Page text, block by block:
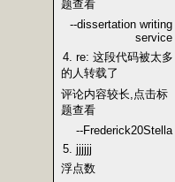
题查看
--dissertation writing
service
4. re: 这段代码被太多
的人转载了
评论内容较长,点击标
题查看
--Frederick20Stella
5. jjjjjj
浮点数